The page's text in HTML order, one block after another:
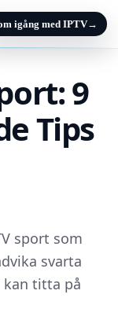
igång med IPTV→
9
Tips
sport som
svarta
kan titta på